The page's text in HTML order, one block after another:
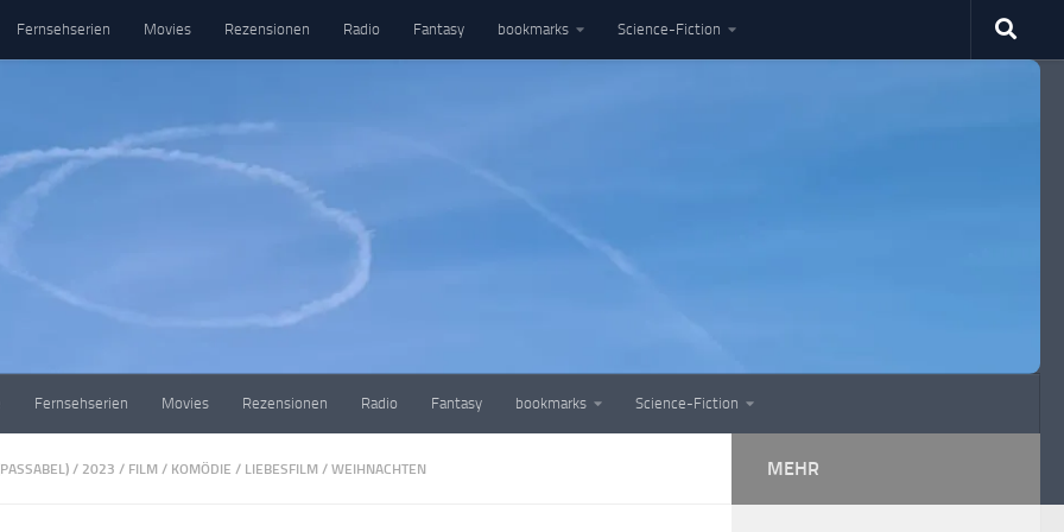
Fernsehserien Movies Rezensionen Radio Fantasy bookmarks Science-Fiction
Fernsehserien Movies Rezensionen Radio Fantasy bookmarks Science-Fiction
/ 2023 / FILM / KOMÖDIE / LIEBESFILM / WEIHNACHTEN MEHR